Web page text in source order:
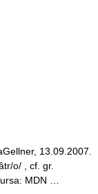
13.09.2007.
o/ , cf. gr.
MDN …